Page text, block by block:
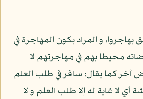
بهاجروا، و المراد بكون المهاجرة في
محيطا بهم في مهاجرتهم لا
كما يقال: سافر في طلب العلم
لا غاية له إلا طلب العلم و لا